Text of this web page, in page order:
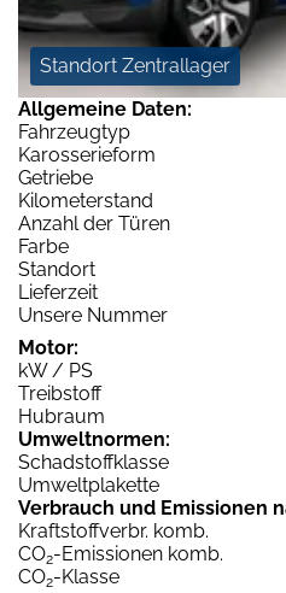
Standort Zentrallager
Allgemeine Daten:
Fahrzeugtyp
Karosserieform
Getriebe
Kilometerstand
Anzahl der Türen
Farbe
Standort
Lieferzeit
Unsere Nummer
Motor:
kW / PS
Treibstoff
Hubraum
Umweltnormen:
Schadstoffklasse
Umweltplakette
Verbrauch und Emissionen
Kraftstoffverbr. komb.
CO2-Emissionen komb.
CO2-Klasse